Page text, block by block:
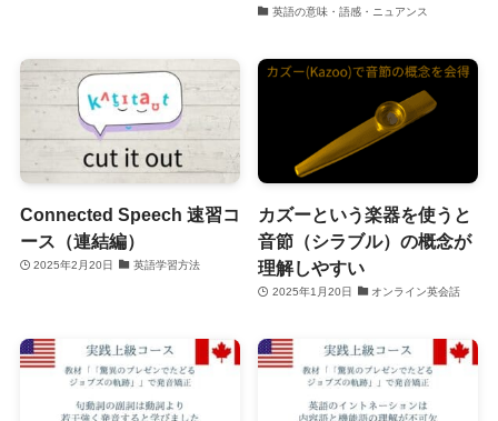
英語の意味・語感・ニュアンス
Connected Speech 速習コ
ース（連結編）
2025年2月20日 英語学習方法
カズーという楽器を使うと
音節（シラブル）の概念が
理解しやすい
2025年1月20日 オンライン英会話